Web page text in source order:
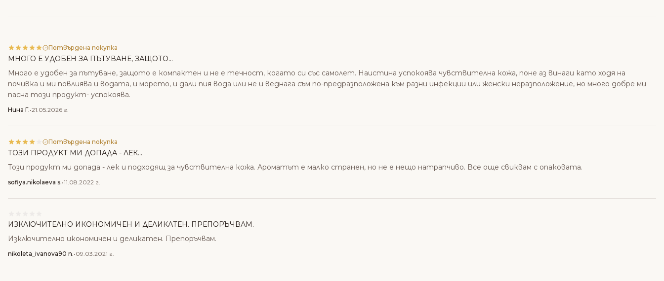
Потвърдена покупка
МНОГО Е УДОБЕН ЗА ПЪТУВАНЕ, ЗАЩОТО...
Много е удобен за пътуване, защото е компактен и не е течност, когато си със самолет. Наистина успокоява чувствителна кожа, поне аз винаги като ходя на
почивка и ми повлиява и водата, и морето, и дали пия вода или не и веднага съм по-предразположена към разни инфекции или женски неразположение, но много добре ми
пасна този продукт- успокоява.
Нина Г.•21.05.2026 г.
Потвърдена покупка
ТОЗИ ПРОДУКТ МИ ДОПАДА - ЛЕК...
Този продукт ми допада - лек и подходящ за чувствителна кожа. Ароматът е малко странен, но не е нещо натрапчиво. Все още свиквам с опаковата.
sofiya.nikolaeva s.•11.08.2022 г.
ИЗКЛЮЧИТЕЛНО ИКОНОМИЧЕН И ДЕЛИКАТЕН. ПРЕПОРЪЧВАМ.
Изключително икономичен и деликатен. Препоръчвам.
nikoleta_ivanova90 n.•09.03.2021 г.